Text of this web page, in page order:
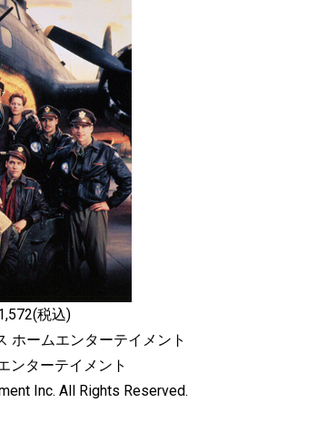
税込)
ホームエンターテイメント
ンターテイメント
Inc. All Rights Reserved.